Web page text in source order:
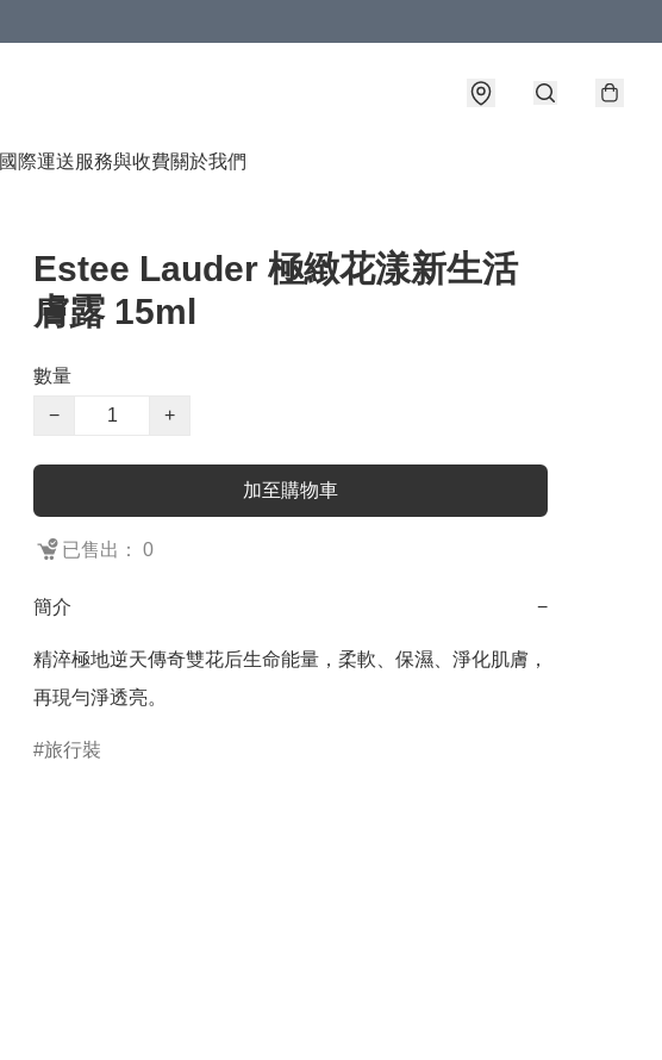
國際運送服務與收費關於我們
Estee Lauder 極緻花漾新生活
膚露 15ml
數量
−
+
加至購物車
已售出： 0
簡介 −
精淬極地逆天傳奇雙花后生命能量，柔軟、保濕、淨化肌膚，
旅行裝